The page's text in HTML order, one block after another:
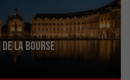
de la Bourse